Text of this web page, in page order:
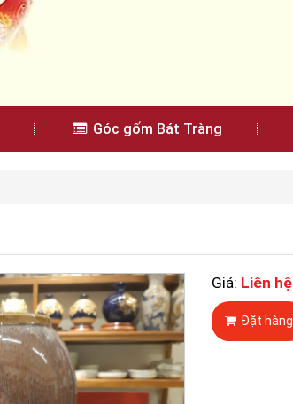
Góc gốm Bát Tràng
Giá: Liên hệ
Đặt hàng